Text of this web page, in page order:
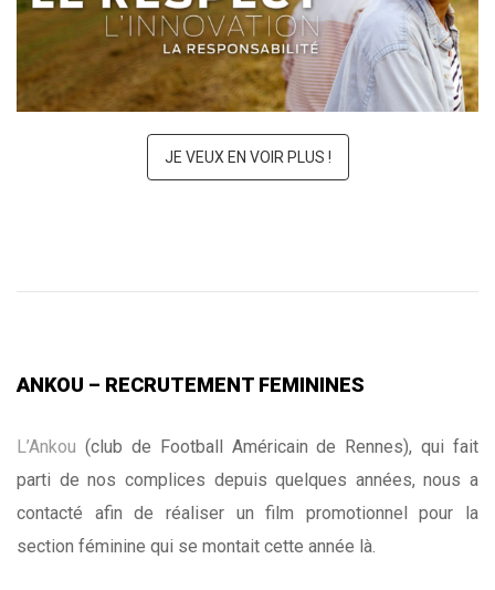
PROCANAR
JE VEUX EN VOIR PLUS !
ANKOU – RECRUTEMENT FEMININES
L’Ankou (club de Football Américain de Rennes), qui fait
parti de nos complices depuis quelques années, nous a
contacté afin de réaliser un film promotionnel pour la
section féminine qui se montait cette année là.